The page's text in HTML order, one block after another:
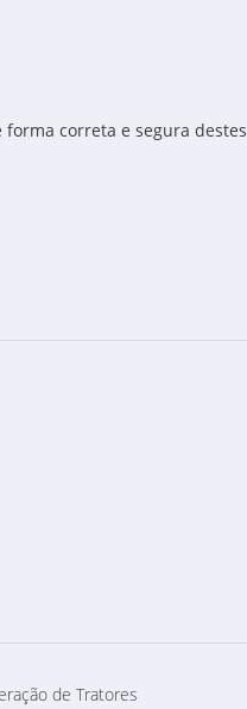
correta e segura destes
de Tratores